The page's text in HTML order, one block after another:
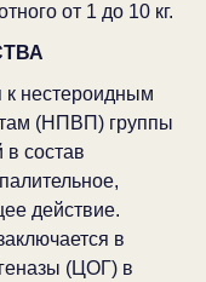
от 1 до 10 кг.
к нестероидным
(НПВП) группы
состав
действие.
в
(ЦОГ) в